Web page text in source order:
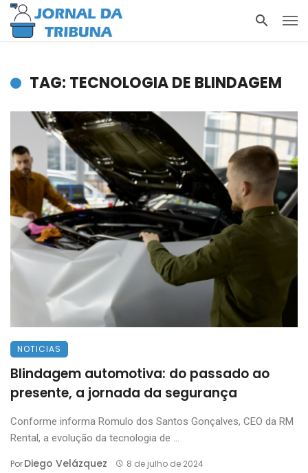
TAG: TECNOLOGIA DE BLINDAGEM
NOTICIAS
Blindagem automotiva: do passado ao
presente, a jornada da segurança
Conforme informa Romulo dos Santos Gonçalves, CEO da RM
Rental, a evolução da tecnologia de ...
PorDiego Velázquez 8 de julho de 2024